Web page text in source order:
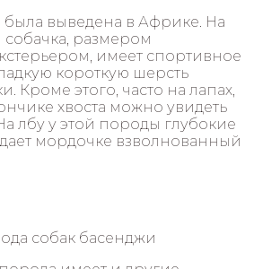
выведена в Африке. На
собачка, размером
имеет спортивное
короткую шерсть
Кроме этого, часто на лапах,
хвоста можно увидеть
лбу у этой породы глубокие
мордочке взволнованный
собак басенджи